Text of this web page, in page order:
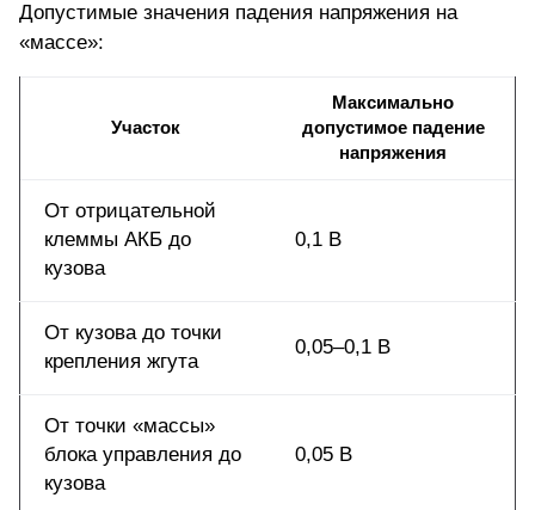
Допустимые значения падения напряжения на
«массе»:
Участок
Максимально
допустимое падение
напряжения
От отрицательной
клеммы АКБ до
кузова
0,1 В
От кузова до точки
крепления жгута
0,05–0,1 В
От точки «массы»
блока управления до
кузова
0,05 В